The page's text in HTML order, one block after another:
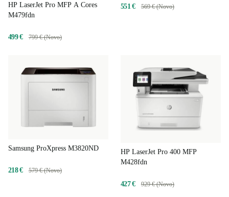
HP LaserJet Pro MFP A Cores
M479fdn
499 € 799 € (Novo)
551 € 569 € (Novo)
Samsung ProXpress M3820ND
218 € 579 € (Novo)
HP LaserJet Pro 400 MFP
M428fdn
427 € 929 € (Novo)